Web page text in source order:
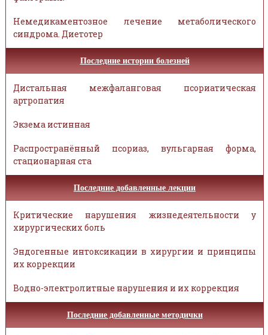
Немедикаментозное лечение метаболического
синдрома. Диетотер
Последние истории болезней
Дистальная межфаланговая псориатическая
артропатия
Экзема истинная
Распространённый псориаз, вульгарная форма,
стационарная ста
Последние добавленные лекции
Критические нарушения жизнедеятельности у
хирургических боль
Эндогенные интоксикации в хирургии и принципы
их коррекции
Водно-электролитные нарушения и их коррекция
Последние добавленные методички